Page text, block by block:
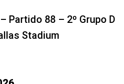
Partido 88 – 2º Grupo D
Stadium